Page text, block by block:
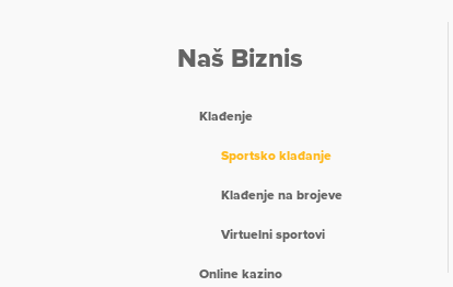
Naš Biznis
Klađenje
Sportsko klađanje
Klađenje na brojeve
Virtuelni sportovi
Online kazino